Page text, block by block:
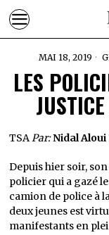
MAI 18, 2019
LES
TSAPar:Nidal Aloui
Depuis hier soir,
policier qui a gazé
camion de police à
deux jeunes est
manifestants en